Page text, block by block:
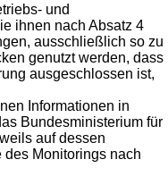
und
ihnen nach Absatz 4
ausschließlich so zu
genutzt werden, dass
ausgeschlossen ist,
Informationen in
Bundesministerium für
auf dessen
Monitorings nach